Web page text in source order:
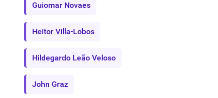
Guiomar Novaes
Heitor Villa-Lobos
Hildegardo Leão Veloso
John Graz